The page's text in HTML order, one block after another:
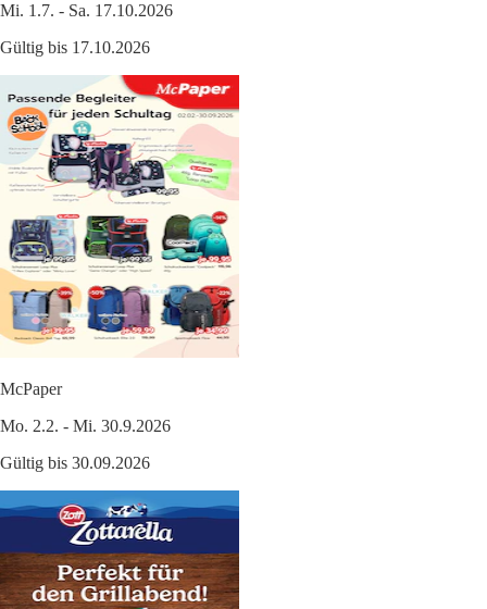
Mi. 1.7. - Sa. 17.10.2026
Gültig bis 17.10.2026
McPaper
Mo. 2.2. - Mi. 30.9.2026
Gültig bis 30.09.2026